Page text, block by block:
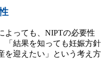
よっても、NIPTの必要性
「結果を知っても妊娠方針
を迎えたい」という考え方